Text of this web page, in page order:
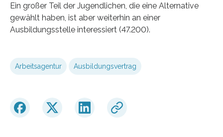
Ein großer Teil der Jugendlichen, die eine Alternative
gewählt haben, ist aber weiterhin an einer
Ausbildungsstelle interessiert (47.200).
Arbeitsagentur Ausbildungsvertrag